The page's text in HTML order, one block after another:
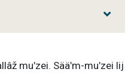
muʹzei. Sääʹm-muʹzei lij